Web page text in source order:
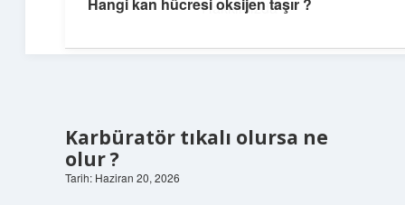
Hakkımızda
Karbüratör tıkalı olursa ne
olur ?
Tarih: Haziran 20, 2026